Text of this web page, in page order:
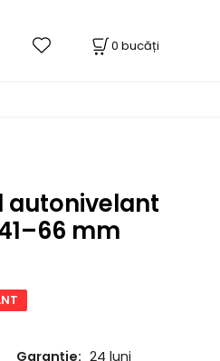
0 bucăți
autonivelant
mm
Garanție: 24 luni